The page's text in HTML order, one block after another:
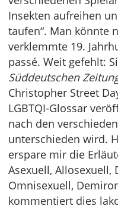
Insekten aufreihen
taufen“. Man könnte
verklemmte 19.
passé. Weit gefehlt:
Süddeutschen
Christopher Street
LGBTQI-Glossar
nach den
unterschieden wird.
erspare mir die
Asexuell, Allosexuell,
Omnisexuell,
kommentiert dies